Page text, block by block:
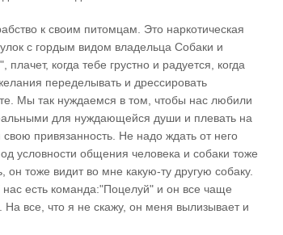
к своим питомцам. Это наркотическая
с гордым видом владельца Собаки и
когда тебе грустно и радуется, когда
переделывать и дрессировать
Мы так нуждаемся в том, чтобы нас любили
для нуждающейся души и плевать на
привязанность. Не надо ждать от него
условности общения человека и собаки тоже
тоже видит во мне какую-ту другую собаку.
есть команда:"Поцелуй" и он все чаще
все, что я не скажу, он меня вылизывает и